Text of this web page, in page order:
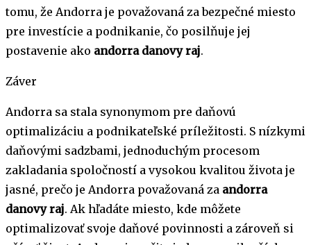
tomu, že Andorra je považovaná za bezpečné miesto
pre investície a podnikanie, čo posilňuje jej
postavenie ako andorra danovy raj.
Záver
Andorra sa stala synonymom pre daňovú
optimalizáciu a podnikateľské príležitosti. S nízkymi
daňovými sadzbami, jednoduchým procesom
zakladania spoločností a vysokou kvalitou života je
jasné, prečo je Andorra považovaná za andorra
danovy raj. Ak hľadáte miesto, kde môžete
optimalizovať svoje daňové povinnosti a zároveň si